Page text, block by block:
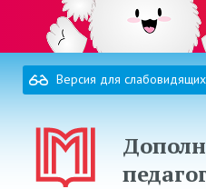
Версия для слабовидящих